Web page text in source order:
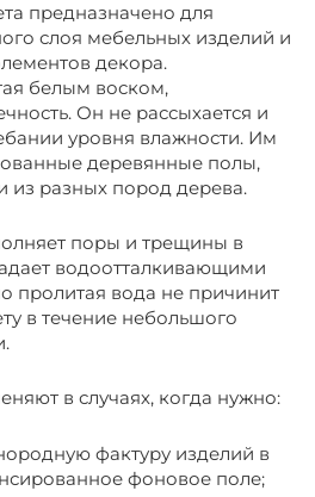
предназначено для
слоя мебельных изделий и
декора.
белым воском,
Он не рассыхается и
уровня влажности. Им
деревянные полы,
из разных пород дерева.
поры и трещины в
водоотталкивающими
пролитая вода не причинит
в течение небольшого
в случаях, когда нужно:
фактуру изделий в
фоновое поле;